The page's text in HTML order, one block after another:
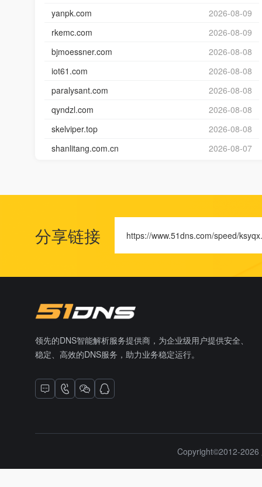
yanpk.com
2026-08-09
rkemc.com
2026-08-09
bjmoessner.com
2026-08-08
iot61.com
2026-08-08
paralysant.com
2026-08-08
qyndzl.com
2026-08-08
skelviper.top
2026-08-08
shanlitang.com.cn
2026-08-07
分享链接 https://www.51dns.com/speed/
领先的DNS智能解析服务提供商，为企业级用户提供安全、
稳定、高效的DNS服务，助力业务稳定运行。
Copyright©2012-2026